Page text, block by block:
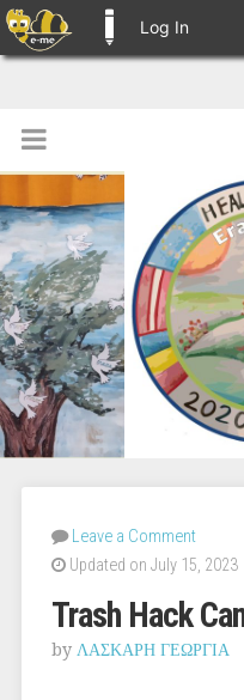
Log In
Leave a Comment
Updated on July 15, 2023
Trash Hack
by ΛΑΣΚΑΡΗ ΓΕΩΡΓΙΑ